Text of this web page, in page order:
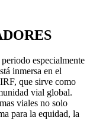
especialmente
inmersa en el
que sirve como
vial global.
viales no solo
para la equidad, la